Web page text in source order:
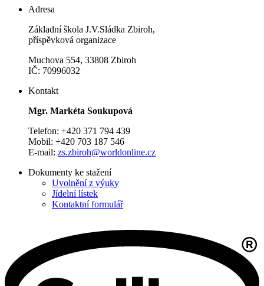
Adresa
Základní škola J.V.Sládka Zbiroh,
příspěvková organizace
Muchova 554, 33808 Zbiroh
IČ: 70996032
Kontakt
Mgr. Markéta Soukupová
Telefon: +420 371 794 439
Mobil: +420 703 187 546
E-mail: zs.zbiroh@worldonline.cz
Dokumenty ke stažení
Uvolnění z výuky
Jídelní lístek
Kontaktní formulář